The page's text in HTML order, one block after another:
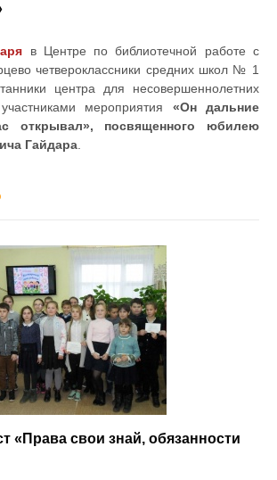
в Центре по библиотечной работе с
четвероклассники средних школ № 1
центра для несовершеннолетних
мероприятия «Он дальние
открывал», посвященного юбилею
Гайдара.
«Права свои знай, обязанности